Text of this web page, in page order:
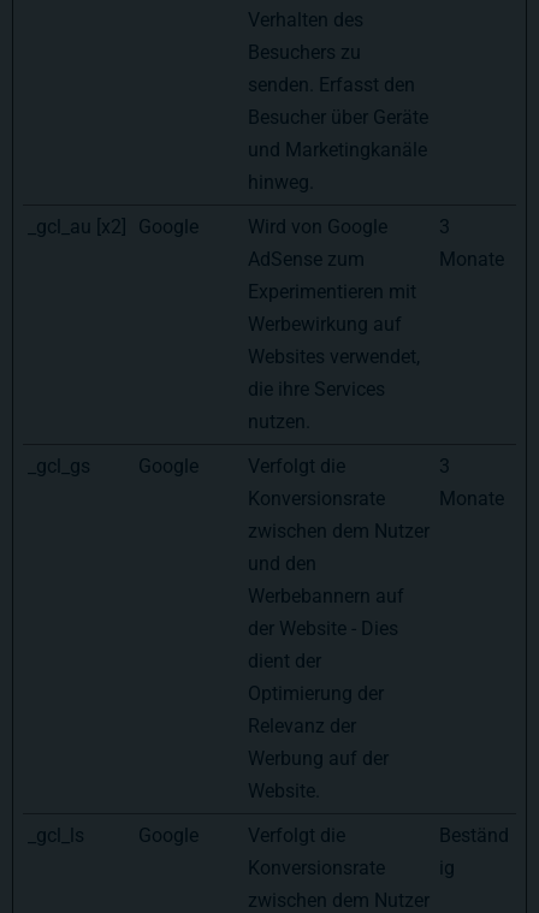
Verhalten des
Besuchers zu
senden. Erfasst den
Besucher über Geräte
und Marketingkanäle
hinweg.
_gcl_au [x2] Google
Wird von Google
AdSense zum
Experimentieren mit
Werbewirkung auf
Websites verwendet,
die ihre Services
nutzen.
3
Monate
_gcl_gs Google
Verfolgt die
Konversionsrate
zwischen dem Nutzer
und den
Werbebannern auf
der Website - Dies
dient der
Optimierung der
Relevanz der
Werbung auf der
Website.
3
Monate
_gcl_ls Google
Verfolgt die
Konversionsrate
zwischen dem Nutzer
Beständ
ig